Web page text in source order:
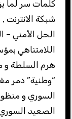
شبكة الانترنت
الحل الأمني –
اللامتناهي
هرم السلطة و
“وطنية” دمر
السوري و
الصعيد